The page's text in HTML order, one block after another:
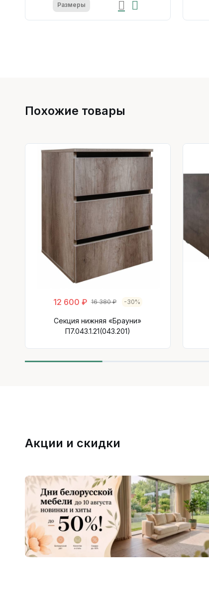
Размеры
Похожие товары
12 600 ₽ 16 380 ₽ -30%
Секция нижняя «Брауни»
П7.043.1.21(043.201)
Акции и скидки